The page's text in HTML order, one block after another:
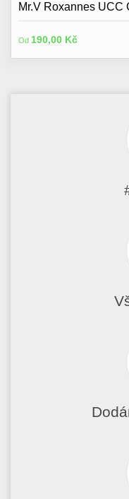
Mr.V Roxannes UCC
Od 190,00 Kč